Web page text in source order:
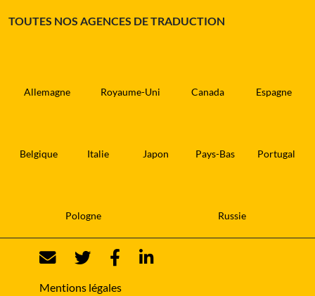
TOUTES NOS AGENCES DE TRADUCTION
Allemagne Royaume-Uni Canada Espagne
Belgique Italie Japon Pays-Bas Portugal
Pologne Russie
Mentions légales